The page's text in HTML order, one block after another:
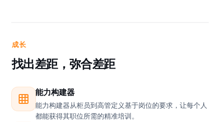
成长
找出差距，弥合差距
能力构建器
能力构建器从柜员到高管定义基于岗位的要求，让每个人
都能获得其职位所需的精准培训。